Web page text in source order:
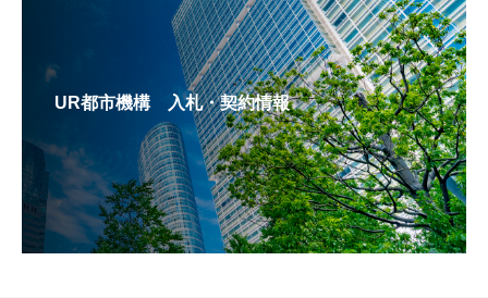
UR都市機構 入札・契約情報